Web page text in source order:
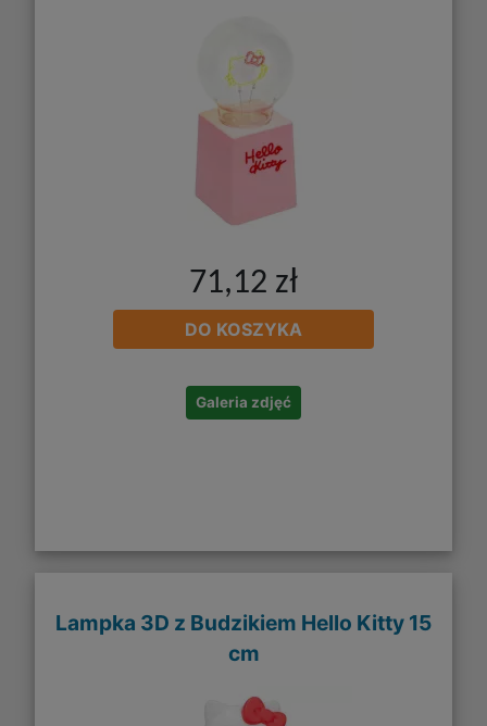
71,12 zł
DO KOSZYKA
Galeria zdjęć
Lampka 3D z Budzikiem Hello Kitty 15
cm